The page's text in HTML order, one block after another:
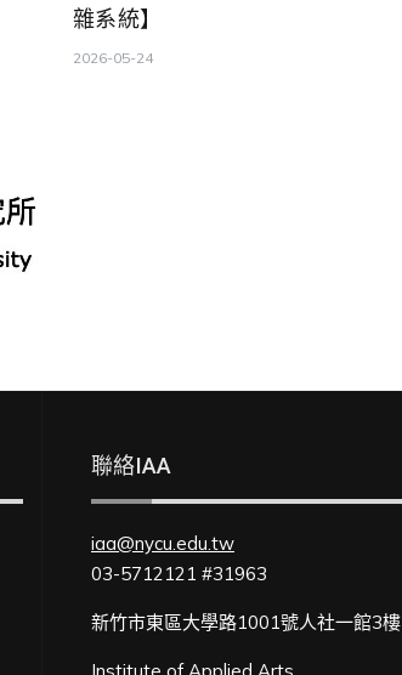
雜系統】
2026-05-24
聯絡IAA
iaa@nycu.edu.tw
03-5712121 #31963
新竹市東區大學路1001號人社一館3樓
Institute of Applied Arts